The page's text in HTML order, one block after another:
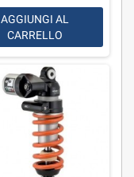
AGGIUNGI AL
CARRELLO